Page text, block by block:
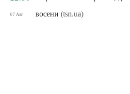
07 Авг
восени (tsn.ua)